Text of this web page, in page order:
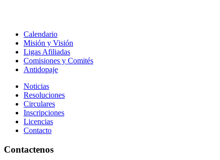
Calendario
Misión y Visión
Ligas Afiliadas
Comisiones y Comités
Antidopaje
Noticias
Resoluciones
Circulares
Inscripciones
Licencias
Contacto
Contactenos